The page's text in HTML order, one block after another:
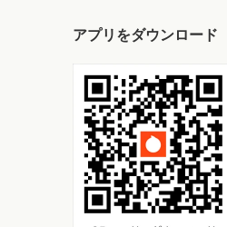
アプリをダウンロード